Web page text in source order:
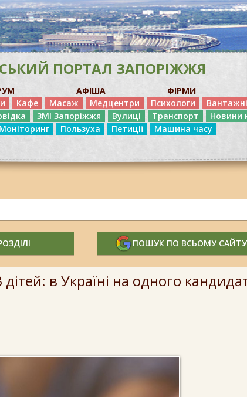
ПОРТАЛ ЗАПОРІЖЖЯ
АФІША ФІРМИ
Кафе Масаж Медцентри Психологи
ЗМІ Запоріжжя Вулиці Транспорт Новини
Моніторинг Пользуха Петиції Машина часу
ПОШУК ПО ВСЬОМУ САЙТУ
дітей: в Україні на одного